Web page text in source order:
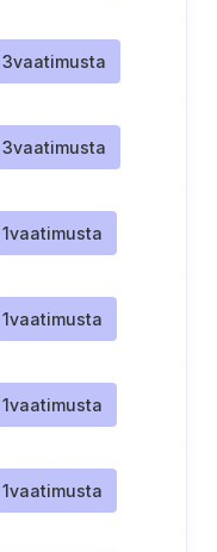
3vaatimusta
3vaatimusta
1vaatimusta
1vaatimusta
1vaatimusta
1vaatimusta